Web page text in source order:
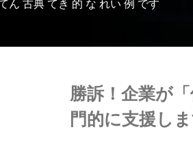
ん 古典 てき 的 な れい 例 です
勝訴！企業が
門的に支援しま